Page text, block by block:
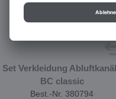
Set Verkleidung
BC classic
Best.-Nr. 380794